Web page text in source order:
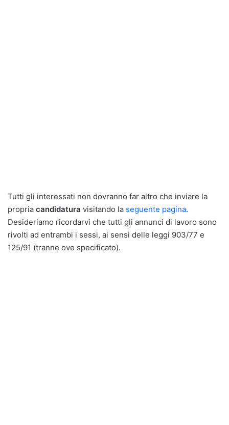
Tutti gli interessati non dovranno far altro che inviare la
propria candidatura visitando la seguente pagina.
Desideriamo ricordarvi che tutti gli annunci di lavoro sono
rivolti ad entrambi i sessi, ai sensi delle leggi 903/77 e
125/91 (tranne ove specificato).